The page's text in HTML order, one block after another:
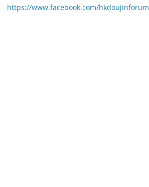
https://www.facebook.com/hkdoujinforum